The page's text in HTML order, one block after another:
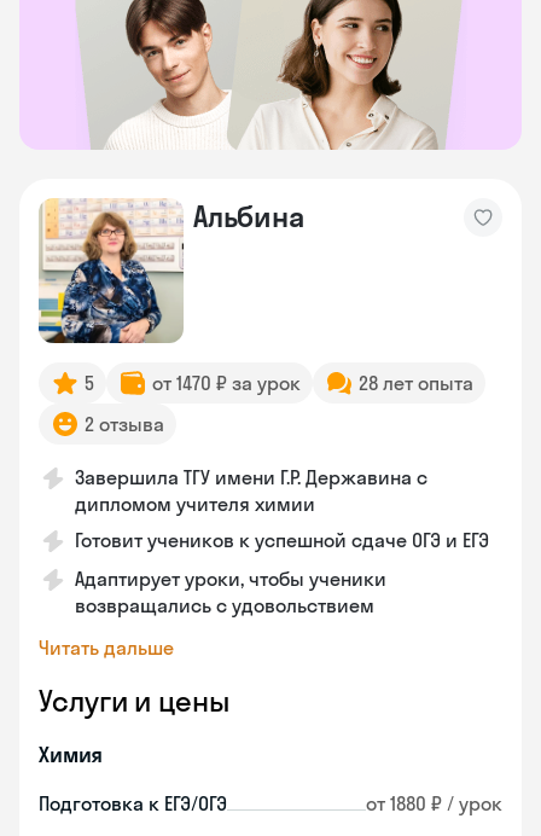
Альбина
5 от 1470 ₽ за урок
28 лет опыта
2 отзыва
Завершила ТГУ имени Г.Р. Державина с
дипломом учителя химии
Готовит учеников к успешной сдаче ОГЭ и ЕГЭ
Адаптирует уроки, чтобы ученики
возвращались с удовольствием
Читать дальше
Услуги и цены
Химия
Подготовка к ЕГЭ/ОГЭ от 1880 ₽ / урок